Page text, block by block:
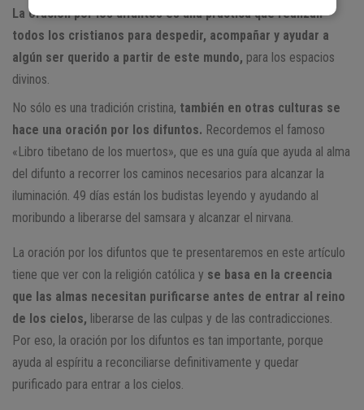
La oración por los difuntos es una práctica que realizan
todos los cristianos para despedir, acompañar y ayudar a
algún ser querido a partir de este mundo, para los espacios
divinos.
No sólo es una tradición cristina, también en otras culturas se
hace una oración por los difuntos. Recordemos el famoso
«Libro tibetano de los muertos», que es una guía que ayuda al alma
del difunto a recorrer los caminos necesarios para alcanzar la
iluminación. 49 días están los budistas leyendo y ayudando al
moribundo a liberarse del samsara y alcanzar el nirvana.
La oración por los difuntos que te presentaremos en este artículo
tiene que ver con la religión católica y se basa en la creencia
que las almas necesitan purificarse antes de entrar al reino
de los cielos, liberarse de las culpas y de las contradicciones.
Por eso, la oración por los difuntos es tan importante, porque
ayuda al espíritu a reconciliarse definitivamente y quedar
purificado para entrar a los cielos.